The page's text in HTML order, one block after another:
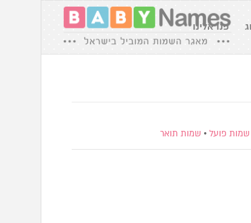
פנו אלינו
שמות פועל • שמות תואר